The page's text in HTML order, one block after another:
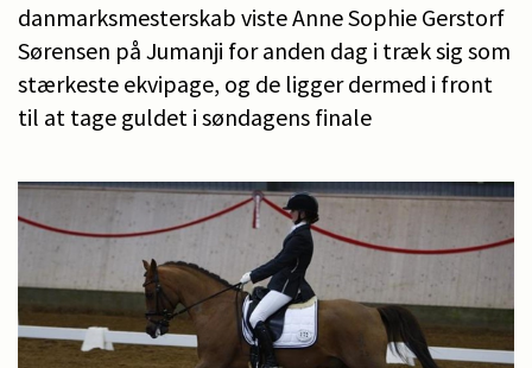
danmarksmesterskab viste Anne Sophie Gerstorf
Sørensen på Jumanji for anden dag i træk sig som
stærkeste ekvipage, og de ligger dermed i front
til at tage guldet i søndagens finale